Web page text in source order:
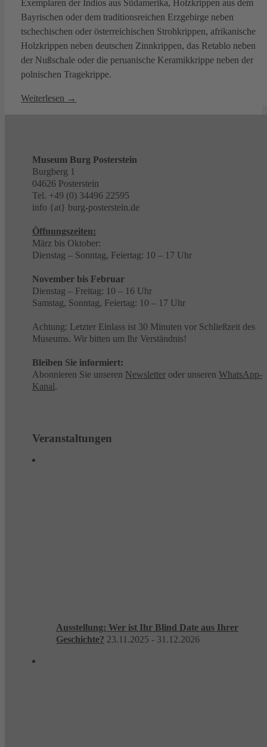
Exemplaren der Indios aus Südamerika, Holzkrippen aus dem
Bayrischen oder dem traditionsreichen Erzgebirge neben
tschechischen oder österreichischen Strohkrippen, afrikanische
Holzkrippen neben deutschen Zinnkrippen, das Retablo neben
der Nußschale oder die peruanische Keramikkrippe neben der
polnischen Tragekrippe.
Weiterlesen →
Museum Burg Posterstein
Burgberg 1
04626 Posterstein
Tel. +49 (0) 34496 22595
info {at} burg-posterstein.de
Öffnungszeiten:
März bis Oktober:
Dienstag – Sonntag, Feiertag: 10 – 17 Uhr
November bis Februar
Dienstag – Freitag: 10 – 16 Uhr
Samstag, Sonntag, Feiertag: 10 – 17 Uhr
Achtung: Letzter Einlass ist 30 Minuten vor Schließzeit des
Museums. Wir bitten um Ihr Verständnis!
Bleiben Sie informiert:
Abonnieren Sie unseren Newsletter oder unseren WhatsApp-
Kanal.
Veranstaltungen
Ausstellung: Wer ist Ihr Blind Date aus Ihrer
Geschichte? 23.11.2025 - 31.12.2026